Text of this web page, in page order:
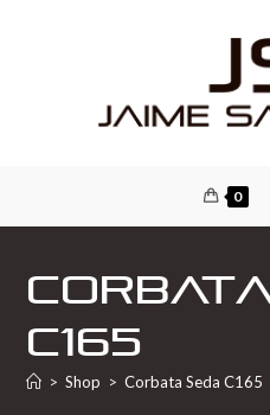
0
C165
> Shop > Corbata Seda C165